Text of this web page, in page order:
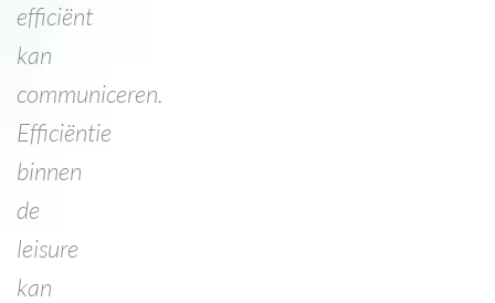
efficiënt
kan
communiceren.
Efficiëntie
binnen
de
leisure
kan